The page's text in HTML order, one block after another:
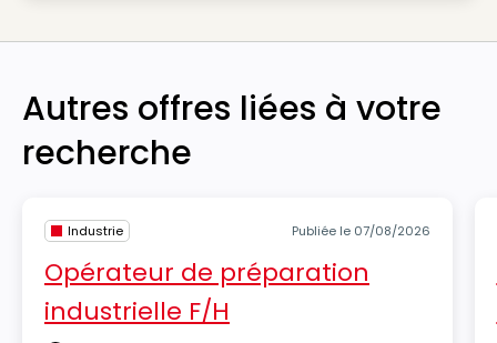
Autres offres liées à votre
recherche
Industrie Publiée le 07/08/2026
Opérateur de préparation
industrielle F/H